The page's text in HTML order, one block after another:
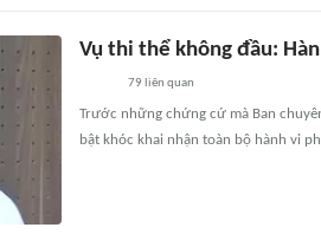
Vụ thi thể không đầu:
79 liên quan
Trước những chứng cứ mà Ban
bật khóc khai nhận toàn bộ hành vi